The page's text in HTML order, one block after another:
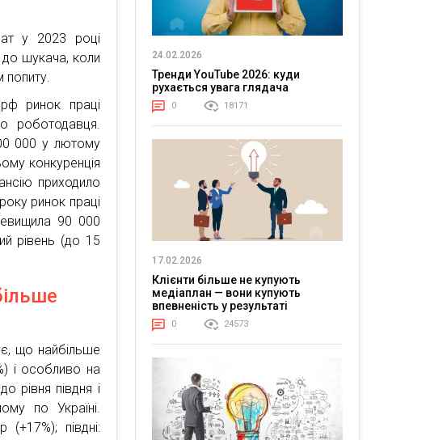
у 2023 році
до шукача, коли
попиту.
ринок праці
роботодавця.
000 у лютому
конкуренція
приходило
ринок праці
90 000
рівень (до 15
що найбільше
і особливо на
рівня півдня і
по Україні.
півдні:
24.02.2026
Тренди YouTube 2026: куди
рухається увага глядача
0 18171
17.02.2026
Клієнти більше не купують
медіаплан — вони купують
впевненість у результаті
0 24573